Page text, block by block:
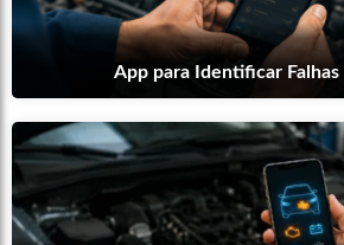
App para Identificar Falhas